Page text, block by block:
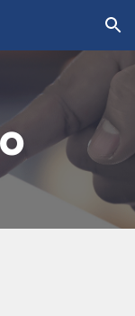
Skip to navigation